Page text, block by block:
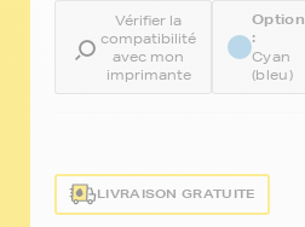
Vérifier la
compatibilité
avec mon
imprimante
Option
:
Cyan
(bleu)
LIVRAISON GRATUITE